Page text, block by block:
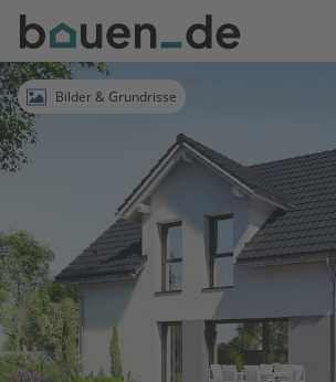
Bauen
Logo
AnmeldenBilder & Grundrisse